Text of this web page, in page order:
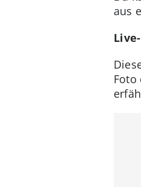
aus
Foto